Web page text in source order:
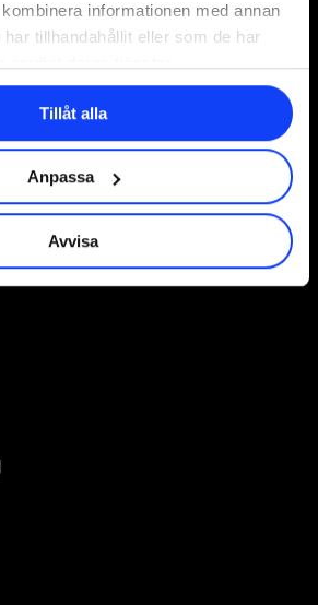
informationen med annan
tillhandahållit eller som de har
Tillåt alla
Anpassa
Avvisa